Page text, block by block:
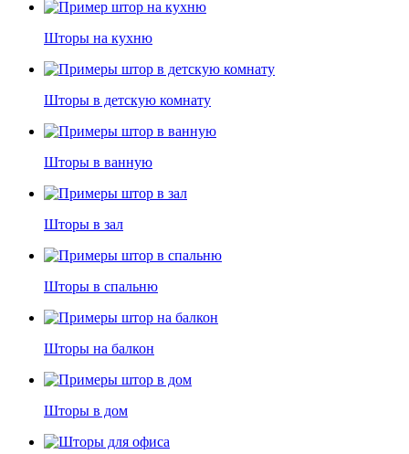
Шторы на кухню
Шторы в детскую комнату
Шторы в ванную
Шторы в зал
Шторы в спальню
Шторы на балкон
Шторы в дом